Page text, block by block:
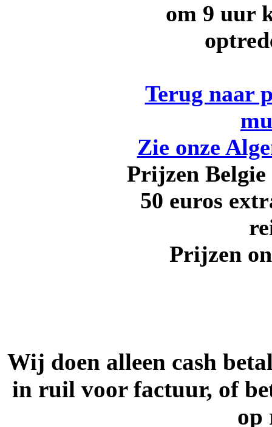
om 9 uur
Terug naar
Zie onze
Prijzen
50 euros
Prijzen
Wij doen alleen cash
in ruil voor factuur, of
op